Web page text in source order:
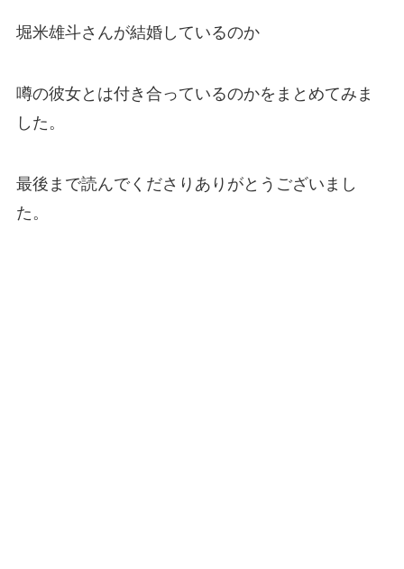
堀米雄斗さんが結婚しているのか
噂の彼女とは付き合っているのかをまとめてみま
した。
最後まで読んでくださりありがとうございまし
た。